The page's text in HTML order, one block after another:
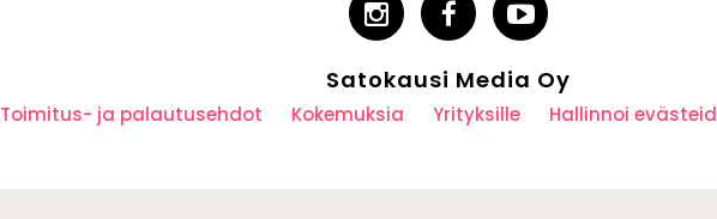
Satokausi Media Oy
Toimitus- ja palautusehdot Kokemuksia Yrityksille Hallinnoi